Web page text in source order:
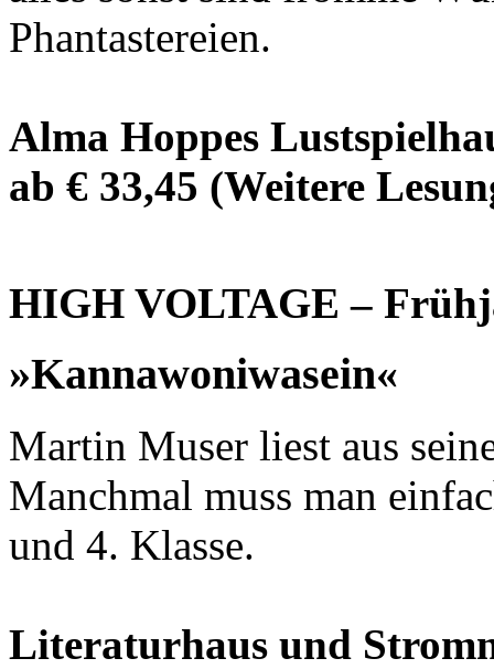
Phantastereien.
Alma Hoppes
ab € 33,45 (Weitere
HIGH VOLTAGE –
»Kannawoniwasein«
Martin Muser liest aus
Manchmal muss man
und 4. Klasse.
Literaturhaus und